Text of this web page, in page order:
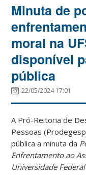
Minuta de
moral na
disponível
pública
22/05/2024 17:01
A Pró-Reitoria de
Pessoas
pública a minuta da
Enfrentamento ao
Universidade